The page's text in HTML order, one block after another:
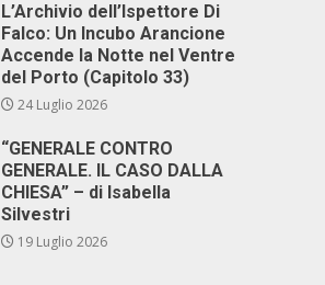
L’Archivio dell’Ispettore Di
Falco: Un Incubo Arancione
Accende la Notte nel Ventre
del Porto (Capitolo 33)
24 Luglio 2026
“GENERALE CONTRO
GENERALE. IL CASO DALLA
CHIESA” – di Isabella
Silvestri
19 Luglio 2026